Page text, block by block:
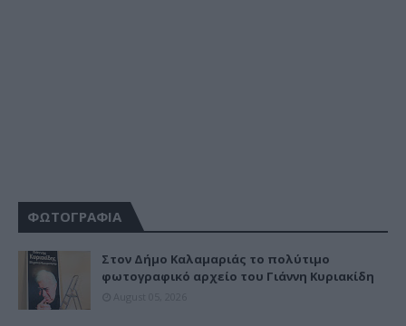
ΦΩΤΟΓΡΑΦΙΑ
Στον Δήμο Καλαμαριάς το πολύτιμο
φωτογραφικό αρχείο του Γιάννη Κυριακίδη